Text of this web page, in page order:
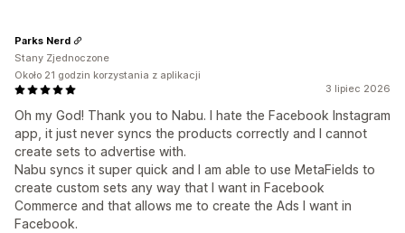
3 lipiec 2026
Oh my God! Thank you to Nabu. I hate the Facebook Instagram
app, it just never syncs the products correctly and I cannot
create sets to advertise with.
Nabu syncs it super quick and I am able to use MetaFields to
create custom sets any way that I want in Facebook
Commerce and that allows me to create the Ads I want in
Facebook.
Parks Nerd
Stany Zjednoczone
Około 21 godzin korzystania z aplikacji